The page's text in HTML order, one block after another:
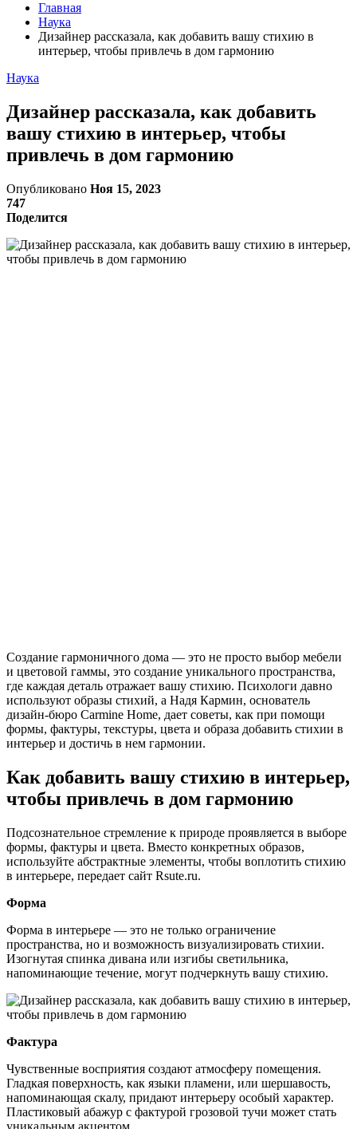
Главная
Наука
Дизайнер рассказала, как добавить вашу стихию в
интерьер, чтобы привлечь в дом гармонию
Наука
Дизайнер рассказала, как добавить
вашу стихию в интерьер, чтобы
привлечь в дом гармонию
Опубликовано Ноя 15, 2023
747
Поделится
Создание гармоничного дома — это не просто выбор мебели
и цветовой гаммы, это создание уникального пространства,
где каждая деталь отражает вашу стихию. Психологи давно
используют образы стихий, а Надя Кармин, основатель
дизайн-бюро Carmine Home, дает советы, как при помощи
формы, фактуры, текстуры, цвета и образа добавить стихии в
интерьер и достичь в нем гармонии.
Как добавить вашу стихию в интерьер,
чтобы привлечь в дом гармонию
Подсознательное стремление к природе проявляется в выборе
формы, фактуры и цвета. Вместо конкретных образов,
используйте абстрактные элементы, чтобы воплотить стихию
в интерьере, передает сайт Rsute.ru.
Форма
Форма в интерьере — это не только ограничение
пространства, но и возможность визуализировать стихии.
Изогнутая спинка дивана или изгибы светильника,
напоминающие течение, могут подчеркнуть вашу стихию.
Фактура
Чувственные восприятия создают атмосферу помещения.
Гладкая поверхность, как языки пламени, или шершавость,
напоминающая скалу, придают интерьеру особый характер.
Пластиковый абажур с фактурой грозовой тучи может стать
уникальным акцентом.